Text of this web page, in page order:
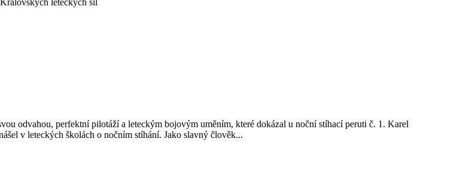
leteckých sil
odvahou, perfektní pilotáží a leteckým bojovým uměním, které dokázal u noční stíhací peruti č. 1. Karel
v leteckých školách o nočním stíhání. Jako slavný člověk...